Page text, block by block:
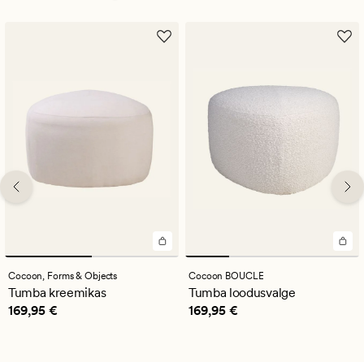
Cocoon, Forms & Objects
Tumba kreemikas
Pris_ee 169,95 €
169,95 €
Cocoon BOUCLE
Tumba loodusvalge
Pris_ee 169,95 €
169,95 €